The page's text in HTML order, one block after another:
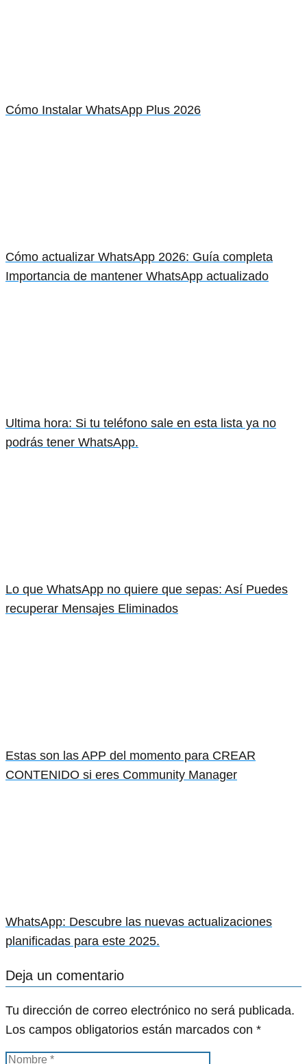
Cómo Instalar WhatsApp Plus 2026
Cómo actualizar WhatsApp 2026: Guía completa
Importancia de mantener WhatsApp actualizado
Ultima hora: Si tu teléfono sale en esta lista ya no
podrás tener WhatsApp.
Lo que WhatsApp no quiere que sepas: Así Puedes
recuperar Mensajes Eliminados
Estas son las APP del momento para CREAR
CONTENIDO si eres Community Manager
WhatsApp: Descubre las nuevas actualizaciones
planificadas para este 2025.
Deja un comentario
Tu dirección de correo electrónico no será publicada.
Los campos obligatorios están marcados con *